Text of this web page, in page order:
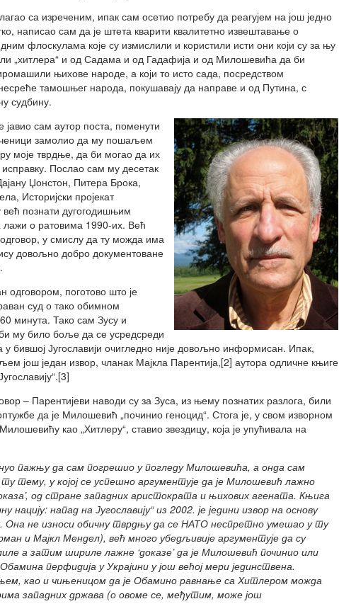
са изреченим, ипак сам осетио потребу да реагујем на још једно
написао сам да је штета кварити квалитетно извештавање о
флоскулама које су измислили и користили исти они који су за њу
„хитлера“ и од Садама и од Гадафија и од Милошевића да би
њихове народе, а који то исто сада, посредством
несреће тамошњег народа, покушавају да направе и од Путина, с
судбину.
сам аутор поста, поменути
замолио да му пошаљем
моје тврдње, да би могао да их
Послао сам му десетак
Џонстон, Питера Брока,
Историјски пројекат
познати дугогодишњим
о ратовима 1990-их. Већ
у смислу да ту можда има
довољно добро документоване
поготово што је
суд о тако обимном
минута. Тако сам Зусу и
би му било боље да се усредсреди
бившој Југославији очигледно није довољно информисан. Ипак,
још један извор, чланак Мајкла Парентија,[2] аутора одличне књиге
– Парентијеви наводи су за Зуса, из њему познатих разлога, били
да је Милошевић „починио геноцид“. Стога је, у свом изворном
као „Хитлеру“, ставио звездицу, која је упућивала на
пажњу да сам погрешио у погледу Милошевића, а онда сам
тему, у којој се успешно аргументује да је Милошевић лажно
од стране западних аристократа и њихових агената. Књига
нацију: напад на Југославију“ из 2002. је једини извор на основу
Она не износи обичну тврдњу да се НАТО неспретно умешао у ту
и Мајкл Мендел), већ много убедљивије аргументује да су
а затим шириле лажне ‘доказе’ да је Милошевић починио или
перфидија у Украјини у још већој мери јединствена.
као и чињеницом да је Обамино равнање са Хитлером можда
западних држава (о овоме се, међутим, може још